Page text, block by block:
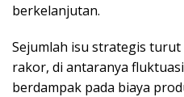
berkelanjutan.
Sejumlah isu strategis
rakor, di antaranya
berdampak pada biaya